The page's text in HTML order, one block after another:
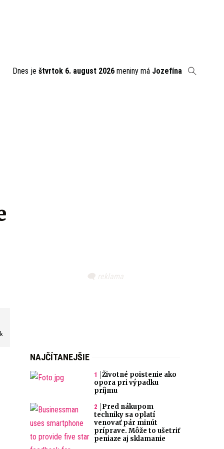
Dnes je štvrtok 6. august 2026 meniny má Jozefína
NAJČÍTANEJŠIE
Životné poistenie ako
opora pri výpadku
príjmu
Pred nákupom
techniky sa oplatí
venovať pár minút
príprave. Môže to ušetriť
peniaze aj sklamanie